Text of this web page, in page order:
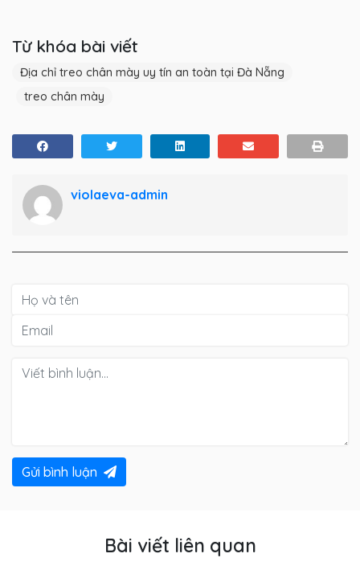
Từ khóa bài viết
Địa chỉ treo chân mày uy tín an toàn tại Đà Nẵng
treo chân mày
violaeva-admin
Gửi bình luận
Bài viết liên quan